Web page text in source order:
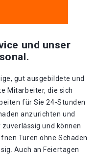
und unser
gut ausgebildete und
Mitarbeiter, die sich
für Sie 24-Stunden
anzurichten und
und können
Türen ohne Schaden
Auch an Feiertagen